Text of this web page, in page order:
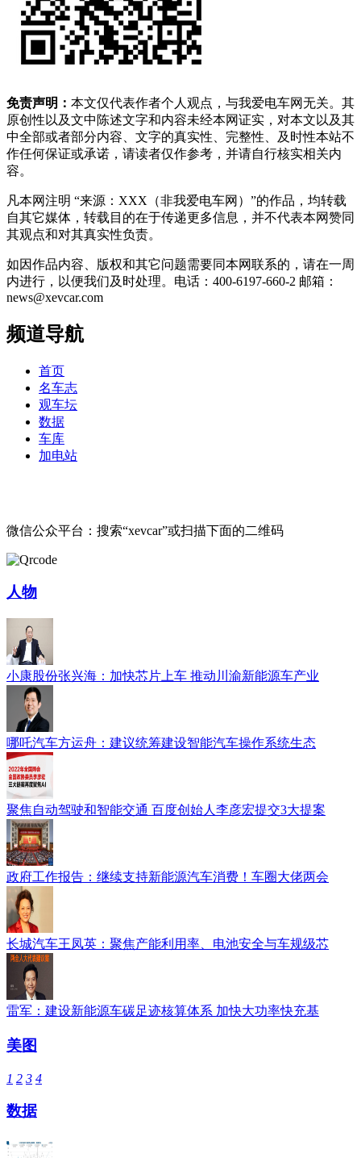
免责声明： 本文仅代表作者个人观点，与我爱电车网无关。其
原创性以及文中陈述文字和内容未经本网证实，对本文以及其
中全部或者部分内容、文字的真实性、完整性、及时性本站不
作任何保证或承诺，请读者仅作参考，并请自行核实相关内
容。
凡本网注明 “来源：XXX（非我爱电车网）”的作品，均转载
自其它媒体，转载目的在于传递更多信息，并不代表本网赞同
其观点和对其真实性负责。
如因作品内容、版权和其它问题需要同本网联系的，请在一周
内进行，以便我们及时处理。电话：400-6197-660-2 邮箱：
news@xevcar.com
频道导航
首页
名车志
观车坛
数据
车库
加电站
微信公众平台：搜索“xevcar”或扫描下面的二维码
人物
小康股份张兴海：加快芯片上车 推动川渝新能源车产业
哪吒汽车方运舟：建议统筹建设智能汽车操作系统生态
聚焦自动驾驶和智能交通 百度创始人李彦宏提交3大提案
政府工作报告：继续支持新能源汽车消费！车圈大佬两会
长城汽车王凤英：聚焦产能利用率、电池安全与车规级芯
雷军：建设新能源车碳足迹核算体系 加快大功率快充基
美图
1 2 3 4
数据